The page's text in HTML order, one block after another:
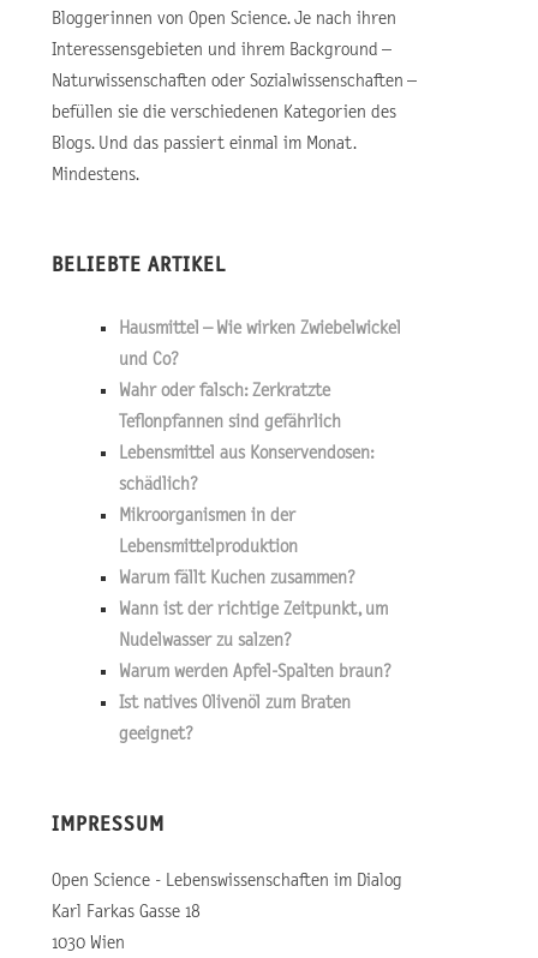
Bloggerinnen von Open Science. Je nach ihren
Interessensgebieten und ihrem Background –
Naturwissenschaften oder Sozialwissenschaften –
befüllen sie die verschiedenen Kategorien des
Blogs. Und das passiert einmal im Monat.
Mindestens.
BELIEBTE ARTIKEL
Hausmittel – Wie wirken Zwiebelwickel
und Co?
Wahr oder falsch: Zerkratzte
Teflonpfannen sind gefährlich
Lebensmittel aus Konservendosen:
schädlich?
Mikroorganismen in der
Lebensmittelproduktion
Warum fällt Kuchen zusammen?
Wann ist der richtige Zeitpunkt, um
Nudelwasser zu salzen?
Warum werden Apfel-Spalten braun?
Ist natives Olivenöl zum Braten
geeignet?
IMPRESSUM
Open Science - Lebenswissenschaften im Dialog
Karl Farkas Gasse 18
1030 Wien